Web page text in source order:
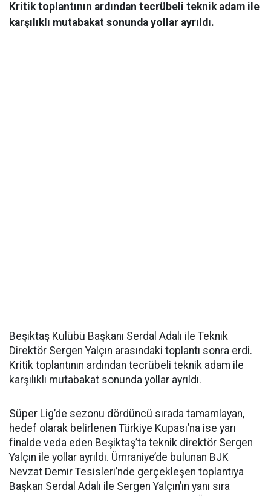
Kritik toplantının ardından tecrübeli teknik adam ile
karşılıklı mutabakat sonunda yollar ayrıldı.
Beşiktaş Kulübü Başkanı Serdal Adalı ile Teknik
Direktör Sergen Yalçın arasındaki toplantı sonra erdi.
Kritik toplantının ardından tecrübeli teknik adam ile
karşılıklı mutabakat sonunda yollar ayrıldı.
Süper Lig’de sezonu dördüncü sırada tamamlayan,
hedef olarak belirlenen Türkiye Kupası’na ise yarı
finalde veda eden Beşiktaş’ta teknik direktör Sergen
Yalçın ile yollar ayrıldı. Ümraniye’de bulunan BJK
Nevzat Demir Tesisleri’nde gerçekleşen toplantıya
Başkan Serdal Adalı ile Sergen Yalçın’ın yanı sıra